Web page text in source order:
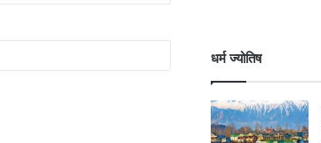
धर्म ज्योतिष